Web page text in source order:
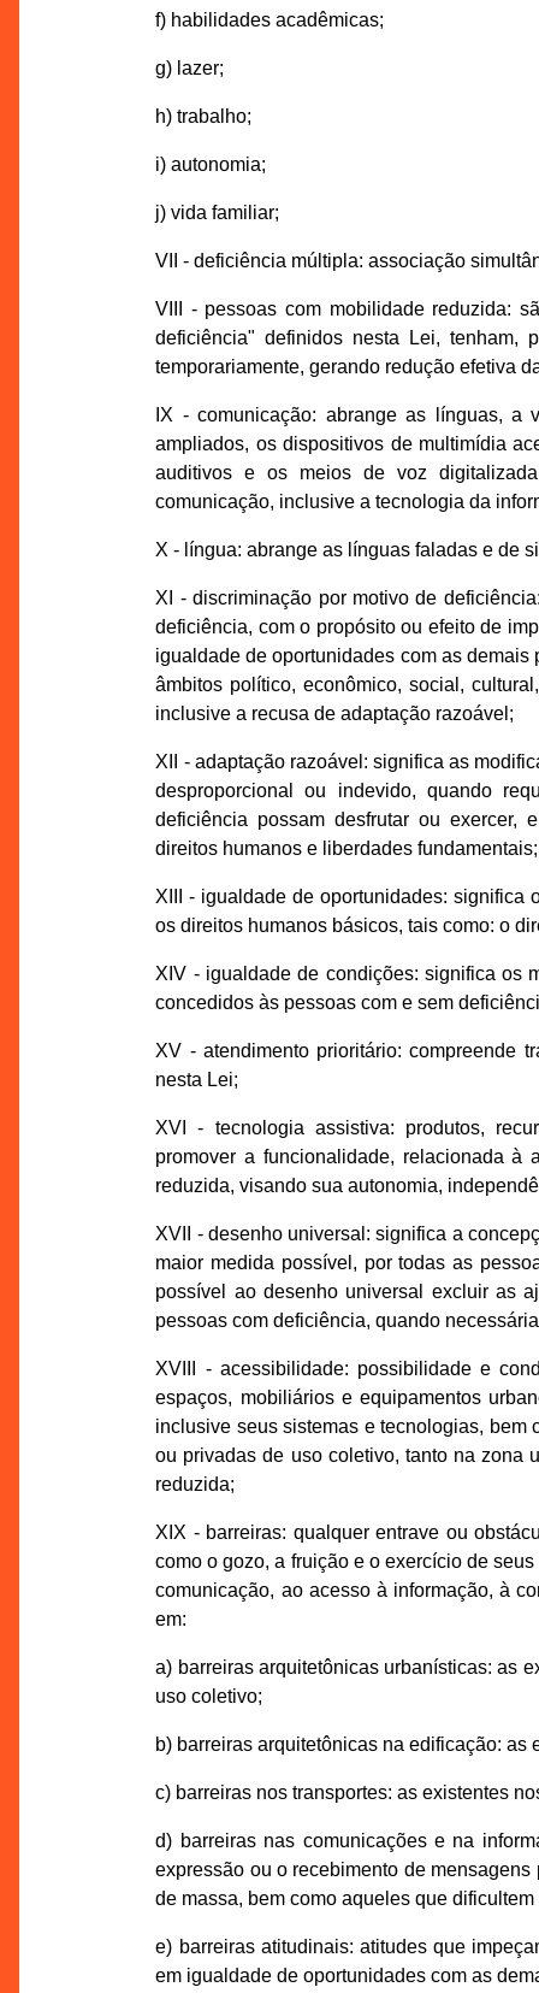
f) habilidades acadêmicas;
g) lazer;
h) trabalho;
i) autonomia;
j) vida familiar;
VII - deficiência múltipla: associação
VIII - pessoas com mobilidade reduzida:
deficiência" definidos nesta Lei, tenham,
temporariamente, gerando redução efetiva
IX - comunicação: abrange as línguas, a
ampliados, os dispositivos de multimídia
auditivos e os meios de voz
comunicação, inclusive a tecnologia da
X - língua: abrange as línguas faladas e de
XI - discriminação por motivo de
deficiência, com o propósito ou efeito de
igualdade de oportunidades com as
âmbitos político, econômico, social,
inclusive a recusa de adaptação razoável;
XII - adaptação razoável: significa as
desproporcional ou indevido, quando
deficiência possam desfrutar ou exercer,
direitos humanos e liberdades fundamentais;
XIII - igualdade de oportunidades: significa
os direitos humanos básicos, tais como: o
XIV - igualdade de condições: significa os
concedidos às pessoas com e sem
XV - atendimento prioritário: compreende
nesta Lei;
XVI - tecnologia assistiva: produtos,
promover a funcionalidade, relacionada à
reduzida, visando sua autonomia,
XVII - desenho universal: significa a
maior medida possível, por todas as
possível ao desenho universal excluir as
pessoas com deficiência, quando
XVIII - acessibilidade: possibilidade e
espaços, mobiliários e equipamentos
inclusive seus sistemas e tecnologias,
ou privadas de uso coletivo, tanto na zona
reduzida;
XIX - barreiras: qualquer entrave ou
como o gozo, a fruição e o exercício de
comunicação, ao acesso à informação, à
em:
a) barreiras arquitetônicas urbanísticas: as
uso coletivo;
b) barreiras arquitetônicas na edificação:
c) barreiras nos transportes: as existentes
d) barreiras nas comunicações e na
expressão ou o recebimento de
de massa, bem como aqueles que
e) barreiras atitudinais: atitudes que
em igualdade de oportunidades com as